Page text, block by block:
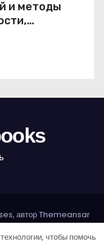
и методы
авторThemeansar
чтобы помочь